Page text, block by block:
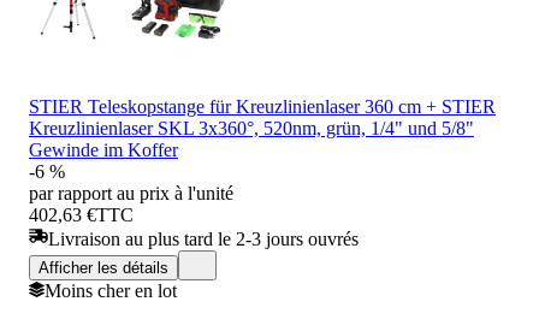
STIER Teleskopstange für Kreuzlinienlaser 360 cm + STIER
Kreuzlinienlaser SKL 3x360°, 520nm, grün, 1/4" und 5/8"
Gewinde im Koffer
-6 %
par rapport au prix à l'unité
402,63 €TTC
Livraison au plus tard le 2-3 jours ouvrés
Afficher les détails
Moins cher en lot